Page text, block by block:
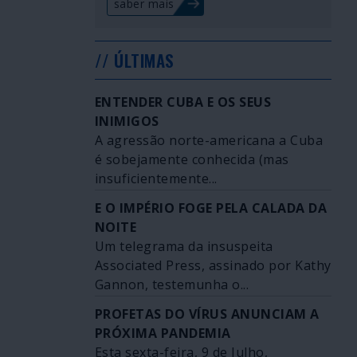
saber mais
// ÚLTIMAS
ENTENDER CUBA E OS SEUS
INIMIGOS
A agressão norte-americana a Cuba
é sobejamente conhecida (mas
insuficientemente...
E O IMPÉRIO FOGE PELA CALADA DA
NOITE
Um telegrama da insuspeita
Associated Press, assinado por Kathy
Gannon, testemunha o...
PROFETAS DO VÍRUS ANUNCIAM A
PRÓXIMA PANDEMIA
Esta sexta-feira, 9 de Julho,